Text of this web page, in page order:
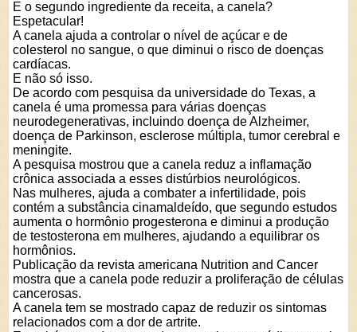
E o segundo ingrediente da receita, a canela?
Espetacular!
A canela ajuda a controlar o nível de açúcar e de
colesterol no sangue, o que diminui o risco de doenças
cardíacas.
E não só isso.
De acordo com pesquisa da universidade do Texas, a
canela é uma promessa para várias doenças
neurodegenerativas, incluindo doença de Alzheimer,
doença de Parkinson, esclerose múltipla, tumor cerebral e
meningite.
A pesquisa mostrou que a canela reduz a inflamação
crônica associada a esses distúrbios neurológicos.
Nas mulheres, ajuda a combater a infertilidade, pois
contém a substância cinamaldeído, que segundo estudos
aumenta o hormônio progesterona e diminui a produção
de testosterona em mulheres, ajudando a equilibrar os
hormônios.
Publicação da revista americana Nutrition and Cancer
mostra que a canela pode reduzir a proliferação de células
cancerosas.
A canela tem se mostrado capaz de reduzir os sintomas
relacionados com a dor de artrite.